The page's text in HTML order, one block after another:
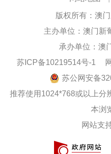
版权所有：澳
主办单位：澳门新
承办单位：澳
苏ICP备10219514号-1
苏公网安备
推荐使用1024*768或以上分
本浏
网站支